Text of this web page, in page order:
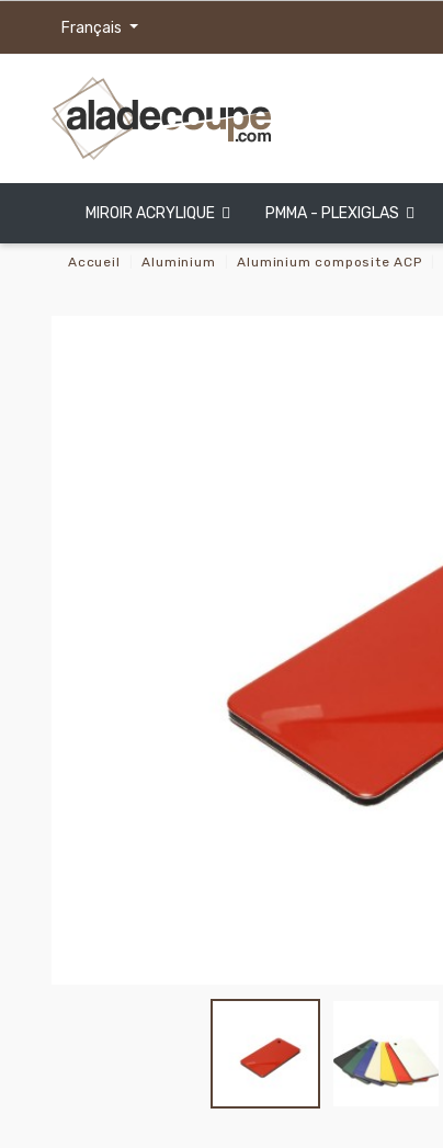
Français
MIROIR ACRYLIQUE PMMA - PLEXIGLAS
Accueil Aluminium Aluminium composite ACP